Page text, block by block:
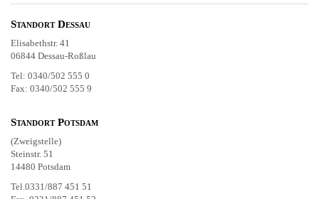
Standort Dessau
Elisabethstr. 41
06844 Dessau-Roßlau
Tel: 0340/502 555 0
Fax: 0340/502 555 9
Standort Potsdam
(Zweigstelle)
Steinstr. 51
14480 Potsdam
Tel.0331/887 451 51